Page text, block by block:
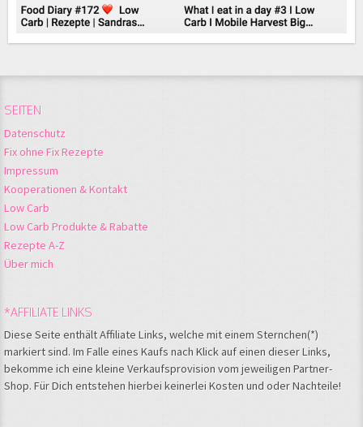
SEITEN
Datenschutz
Fix ohne Fix Rezepte
Impressum
Kooperationen & Kontakt
Low Carb
Low Carb Produkte & Rabatte
Rezepte A-Z
Über mich
*AFFILIATE LINKS
Diese Seite enthält Affiliate Links, welche mit einem Sternchen(*)
markiert sind. Im Falle eines Kaufs nach Klick auf einen dieser Links,
bekomme ich eine kleine Verkaufsprovision vom jeweiligen Partner-
Shop. Für Dich entstehen hierbei keinerlei Kosten und oder Nachteile!